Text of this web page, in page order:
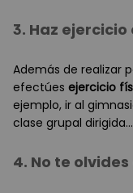
3. Haz
Además de realizar
efectúes ejercicio
ejemplo, ir al
clase grupal
4. No te